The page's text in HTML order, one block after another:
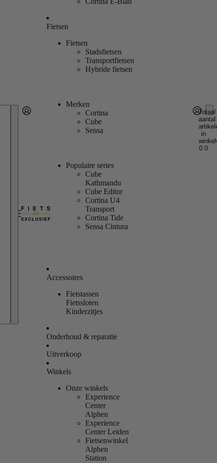
Fietsen
Fietsen
Stadsfietsen
Transportfietsen
Hybride fietsen
Merken
Cortina
Cube
Sensa
Populaire series
Cube
Kathmandu
Cube Editor
Cortina U4
Transport
Cortina Tide
Sensa Cintura
Accessoires
Fietstassen
Fietssloten
Kinderzitjes
Onderhoud & reparatie
Uitverkoop
Winkels
Onze winkels
Experience
Center
Alphen
Experience
Center Leiden
Fietsenwinkel
Alphen
Station
Andere inlogoptiesInloggen
Bestellingen
Profiel
Totaal
aantal
in
0 0